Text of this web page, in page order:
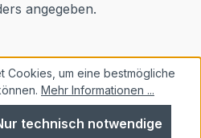
angegeben.
Cookies, um eine bestmögliche
Mehr Informationen ...
technisch notwendige